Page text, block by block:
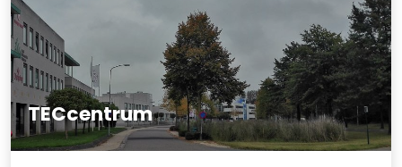
TECcentrum